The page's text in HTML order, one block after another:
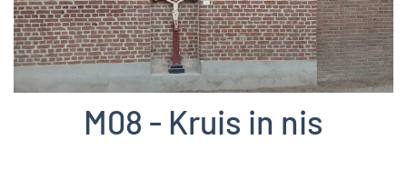
M08 - Kruis in nis